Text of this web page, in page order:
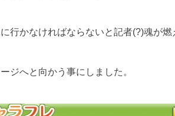
行かなければならないと記者(?)魂が燃
ジへと向かう事にしました。